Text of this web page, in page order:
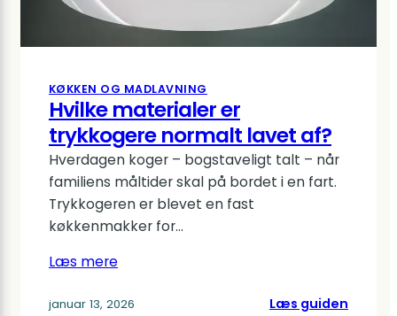
KØKKEN OG MADLAVNING
Hvilke materialer er
trykkogere normalt lavet af?
Hverdagen koger – bogstaveligt talt – når
familiens måltider skal på bordet i en fart.
Trykkogeren er blevet en fast
køkkenmakker for…
Læs mere
januar 13, 2026 Læs guiden